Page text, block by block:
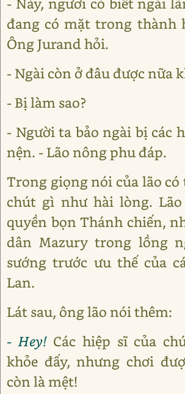
đang có mặt trong thành
Ông Jurand hỏi.
- Ngài còn ở đâu được nữa
- Bị làm sao?
- Người ta bảo ngài bị các
nện. - Lão nông phu đáp.
Trong giọng nói của lão có
chút gì như hài lòng.
quyền bọn Thánh chiến,
dân Mazury trong lồng
sướng trước ưu thế của
Lan.
Lát sau, ông lão nói thêm:
- Hey! Các hiệp sĩ của
khỏe đấy, nhưng chơi
còn là mệt!